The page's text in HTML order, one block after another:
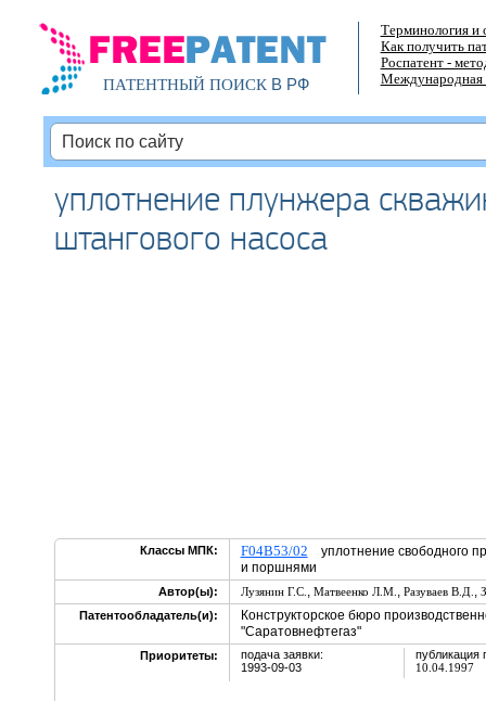
ПАТЕНТНЫЙ ПОИСКВ РФ
Терминология и
Как получить
Роспатент -
Международная
уплотнение плунжера
штангового насоса
Классы МПК: F04B53/02 уплотнение свободного
и поршнями
Автор(ы): Лузянин Г.С. , Матвеенко Л.М. , Разуваев В.Д. ,
Патентообладатель(и):
Конструкторское бюро
"Саратовнефтегаз"
Приоритеты:
подача заявки:
1993-09-03
публикация
10.04.1997